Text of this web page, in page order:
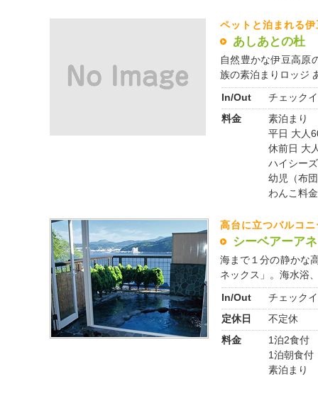
ペットと泊まれる
あしあとの杜
自然豊かな伊豆高原
族の素泊まりロッジ
In/Out
チェック
料金
素泊まり
平日 大人
休前日 大
ハイシー
幼児（布
わんこ料
高台に立つバルコ
シーベアーア
海まで１分の静かな
ネックス」。海水浴
In/Out
チェック
定休日
不定休
料金
1泊2食付
1泊朝食
素泊まり